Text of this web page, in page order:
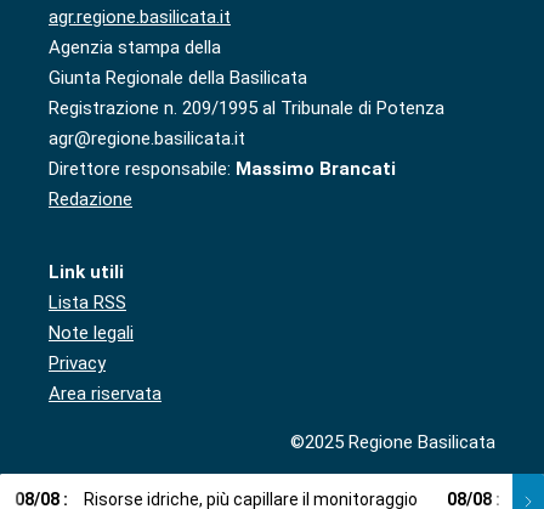
agr.regione.basilicata.it
Agenzia stampa della
Giunta Regionale della Basilicata
Registrazione n. 209/1995 al Tribunale di Potenza
agr@regione.basilicata.it
Direttore responsabile: Massimo Brancati
Redazione
Link utili
Lista RSS
Note legali
Privacy
Area riservata
©2025 Regione Basilicata
08/08 : Risorse idriche, più capillare il monitoraggio 08/08 :